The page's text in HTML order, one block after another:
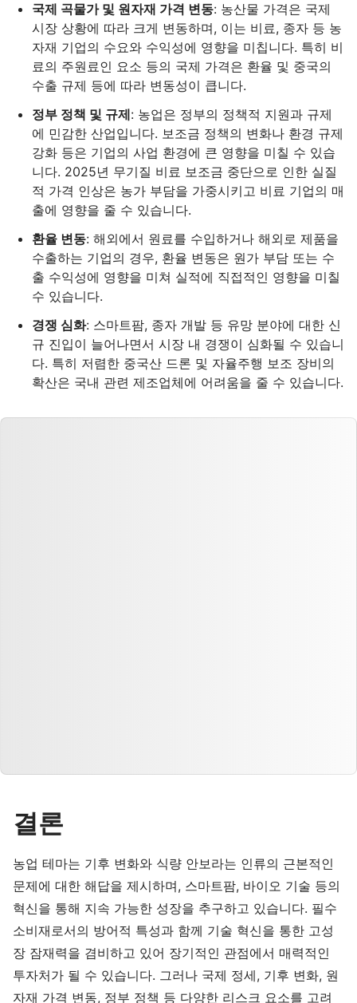
국제 곡물가 및 원자재 가격 변동: 농산물 가격은 국제
시장 상황에 따라 크게 변동하며, 이는 비료, 종자 등 농
자재 기업의 수요와 수익성에 영향을 미칩니다. 특히 비
료의 주원료인 요소 등의 국제 가격은 환율 및 중국의
수출 규제 등에 따라 변동성이 큽니다.
정부 정책 및 규제: 농업은 정부의 정책적 지원과 규제
에 민감한 산업입니다. 보조금 정책의 변화나 환경 규제
강화 등은 기업의 사업 환경에 큰 영향을 미칠 수 있습
니다. 2025년 무기질 비료 보조금 중단으로 인한 실질
적 가격 인상은 농가 부담을 가중시키고 비료 기업의 매
출에 영향을 줄 수 있습니다.
환율 변동: 해외에서 원료를 수입하거나 해외로 제품을
수출하는 기업의 경우, 환율 변동은 원가 부담 또는 수
출 수익성에 영향을 미쳐 실적에 직접적인 영향을 미칠
수 있습니다.
경쟁 심화: 스마트팜, 종자 개발 등 유망 분야에 대한 신
규 진입이 늘어나면서 시장 내 경쟁이 심화될 수 있습니
다. 특히 저렴한 중국산 드론 및 자율주행 보조 장비의
확산은 국내 관련 제조업체에 어려움을 줄 수 있습니다.
결론
농업 테마는 기후 변화와 식량 안보라는 인류의 근본적인
문제에 대한 해답을 제시하며, 스마트팜, 바이오 기술 등의
혁신을 통해 지속 가능한 성장을 추구하고 있습니다. 필수
소비재로서의 방어적 특성과 함께 기술 혁신을 통한 고성
장 잠재력을 겸비하고 있어 장기적인 관점에서 매력적인
투자처가 될 수 있습니다. 그러나 국제 정세, 기후 변화, 원
자재 가격 변동, 정부 정책 등 다양한 리스크 요소를 고려